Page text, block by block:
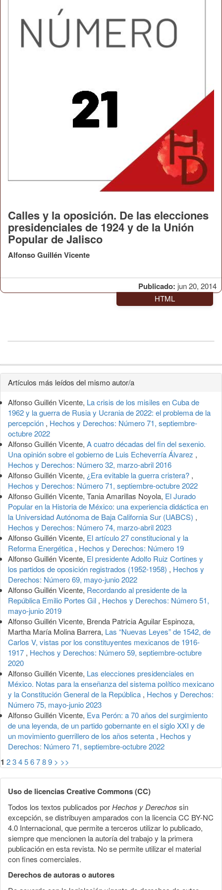
Publicado: jun 20, 2014
Calles y la oposición. De las elecciones
presidenciales de 1924 y de la Unión
Popular de Jalisco
Alfonso Guillén Vicente
HTML
Detalles
del
artículo
Artículos más leídos del mismo autor/a
Alfonso Guillén Vicente, La crisis de los misiles en Cuba de
1962 y la guerra de Rusia y Ucrania de 2022: el problema de la
percepción , Hechos y Derechos: Número 71, septiembre-
octubre 2022
Alfonso Guillén Vicente, A cuatro décadas del fin del sexenio.
Una opinión sobre el gobierno de Luis Echeverría Álvarez ,
Hechos y Derechos: Número 32, marzo-abril 2016
Alfonso Guillén Vicente, ¿Era evitable la guerra cristera? ,
Hechos y Derechos: Número 71, septiembre-octubre 2022
Alfonso Guillén Vicente, Tania Amarillas Noyola, El Jurado
Popular en la Historia de México: una experiencia didáctica en
la Universidad Autónoma de Baja California Sur (UABCS) ,
Hechos y Derechos: Número 74, marzo-abril 2023
Alfonso Guillén Vicente, El artículo 27 constitucional y la
Reforma Energética , Hechos y Derechos: Número 19
Alfonso Guillén Vicente, El presidente Adolfo Ruiz Cortines y
los partidos de oposición registrados (1952-1958) , Hechos y
Derechos: Número 69, mayo-junio 2022
Alfonso Guillén Vicente, Recordando al presidente de la
República Emilio Portes Gil , Hechos y Derechos: Número 51,
mayo-junio 2019
Alfonso Guillén Vicente, Brenda Patricia Aguilar Espinoza,
Martha María Molina Barrera, Las “Nuevas Leyes” de 1542, de
Carlos V, vistas por los constituyentes mexicanos de 1916-
1917 , Hechos y Derechos: Número 59, septiembre-octubre
2020
Alfonso Guillén Vicente, Las elecciones presidenciales en
México. Notas para la enseñanza del sistema político mexicano
y la Constitución General de la República , Hechos y Derechos:
Número 75, mayo-junio 2023
Alfonso Guillén Vicente, Eva Perón: a 70 años del surgimiento
de una leyenda, de un partido gobernante en el siglo XXI y de
un movimiento guerrillero de los años setenta , Hechos y
Derechos: Número 71, septiembre-octubre 2022
1 23456789 > >>
Uso de licencias Creative Commons (CC)
Todos los textos publicados porHechos y Derechos sin
excepción, se distribuyen amparados con la licencia CC BY-NC
4.0 Internacional, que permite a terceros utilizar lo publicado,
siempre que mencionen la autoría del trabajo y la primera
publicación en esta revista. No se permite utilizar el material
con fines comerciales.
Derechos de autoras o autores